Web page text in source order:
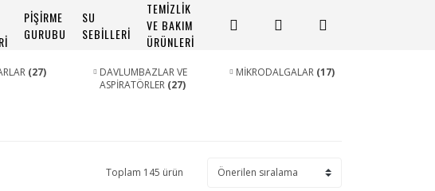
PİŞİRME
GURUBU
SU
SEBİLLERİ
TEMİZLİK
VE BAKIM
ÜRÜNLERİ
(27)
DAVLUMBAZLAR VE
ASPİRATÖRLER (27)
MİKRODALGALAR (17)
Toplam 145 ürün